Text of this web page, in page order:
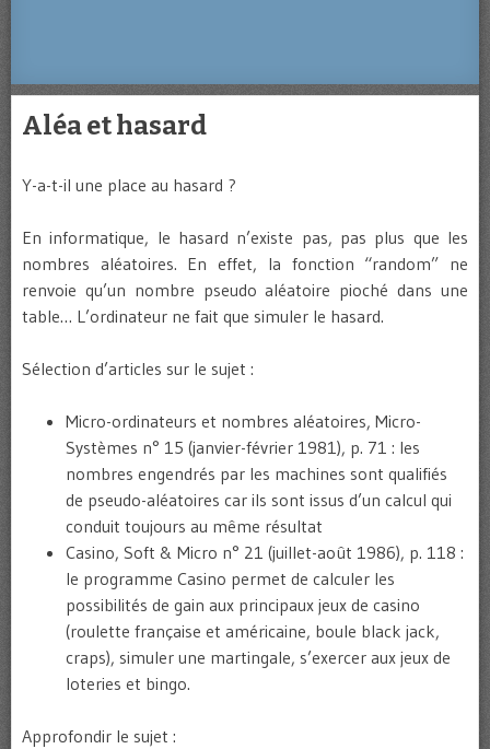
Aléa et hasard
Y-a-t-il une place au hasard ?
En informatique, le hasard n’existe pas, pas plus que les
nombres aléatoires. En effet, la fonction “random” ne
renvoie qu’un nombre pseudo aléatoire pioché dans une
table… L’ordinateur ne fait que simuler le hasard.
Sélection d’articles sur le sujet :
Micro-ordinateurs et nombres aléatoires, Micro-
Systèmes n° 15 (janvier-février 1981), p. 71 : les
nombres engendrés par les machines sont qualifiés
de pseudo-aléatoires car ils sont issus d’un calcul qui
conduit toujours au même résultat
Casino, Soft & Micro n° 21 (juillet-août 1986), p. 118 :
le programme Casino permet de calculer les
possibilités de gain aux principaux jeux de casino
(roulette française et américaine, boule black jack,
craps), simuler une martingale, s’exercer aux jeux de
loteries et bingo.
Approfondir le sujet :